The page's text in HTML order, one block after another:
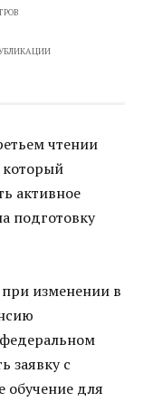
чтении
который
активное
подготовку
при изменении в
заявку с
обучение для